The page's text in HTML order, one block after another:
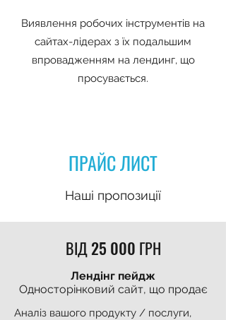
Виявлення робочих інструментів на
сайтах-лідерах з їх подальшим
впровадженням на лендинг, що
просувається.
ПРАЙС ЛИСТ
Наші пропозиції
ВІД 25 000 ГРН
Лендінг пейдж
Односторінковий сайт, що продає
Аналіз вашого продукту / послуги,